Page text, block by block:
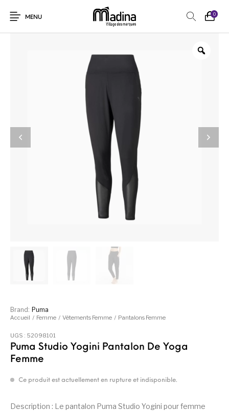
MENU
0
Accueil / Femme / Vêtements Femme / Pantalons Femme
Puma Studio Yogini Pantalon De Yoga
Femme
Description : Le pantalon Puma Studio Yogini pour femme
Ce produit est actuellement en rupture et indisponible.
UGS : 52098101
Brand: Puma